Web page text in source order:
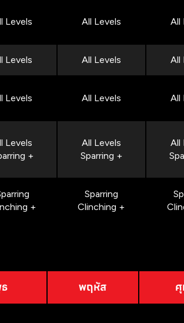
Levels All Levels All
Levels All Levels All
Levels All Levels All
Levels
+
All Levels
Sparring +
All
+
Sparring
Clinching +
พฤหัส ศุ